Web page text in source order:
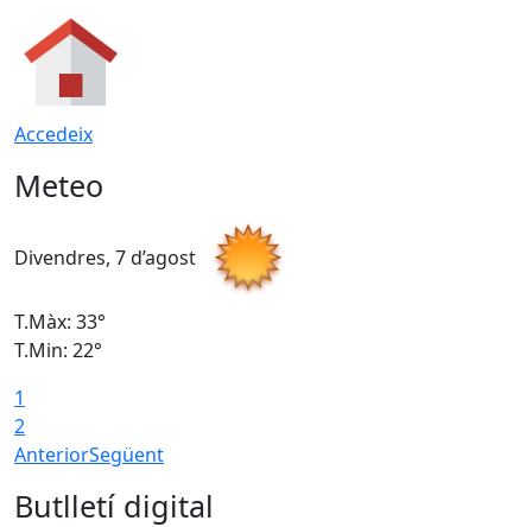
Accedeix
Meteo
Divendres, 7 d’agost
T.Màx: 33°
T.Min: 22°
1
2
AnteriorSegüent
Butlletí digital